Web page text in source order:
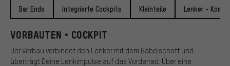
Bar Ends Integrierte Cockpits Kleinteile Lenker -
VORBAUTEN • COCKPIT
Der Vorbau verbindet den Lenker mit dem Gabelschaft und
überträgt Deine Lenkimpulse auf das Vorderrad. Über eine